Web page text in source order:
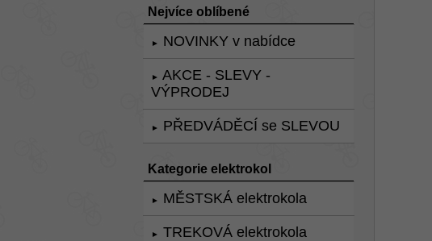
Nejvíce oblíbené
► NOVINKY v nabídce
►
AKCE - SLEVY -
VÝPRODEJ
► PŘEDVÁDĚCÍ se SLEVOU
Kategorie elektrokol
► MĚSTSKÁ elektrokola
► TREKOVÁ elektrokola